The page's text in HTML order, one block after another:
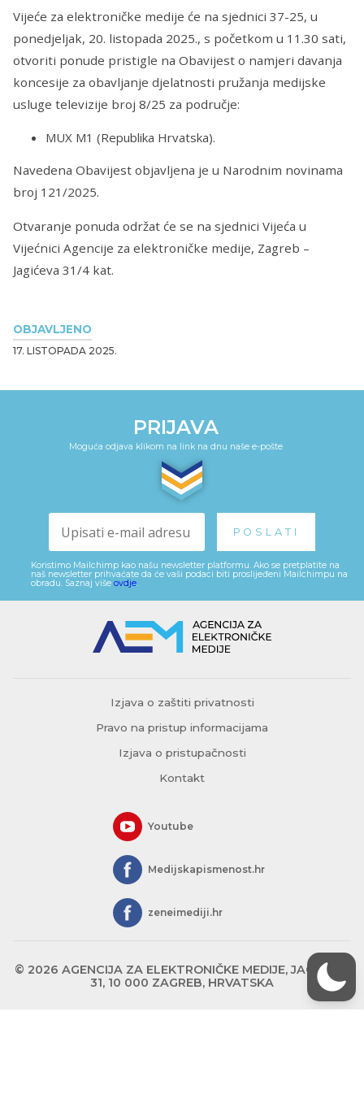
OBJAVLJENO
17. LISTOPADA 2025.
Vijeće za elektroničke medije će na sjednici 37-25, u
ponedjeljak, 20. listopada 2025., s početkom u 11.30 sati,
otvoriti ponude pristigle na Obavijest o namjeri davanja
koncesije za obavljanje djelatnosti pružanja medijske
usluge televizije broj 8/25 za područje:
MUX M1 (Republika Hrvatska).
Navedena Obavijest objavljena je u Narodnim novinama
broj 121/2025.
Otvaranje ponuda održat će se na sjednici Vijeća u
Vijećnici Agencije za elektroničke medije, Zagreb –
Jagićeva 31/4 kat.
PRIJAVA
Moguća odjava klikom na link na dnu naše e-pošte
Koristimo Mailchimp kao našu newsletter platformu. Ako se pretplatite na
naš newsletter prihvaćate da će vaši podaci biti proslijeđeni Mailchimpu na
obradu. Saznaj više ovdje.
Izjava o zaštiti privatnosti
Pravo na pristup informacijama
Izjava o pristupačnosti
Kontakt
Youtube
Medijskapismenost.hr
zeneimediji.hr
© 2026 AGENCIJA ZA ELEKTRONIČKE MEDIJE, JAGIĆEVA
31, 10 000 ZAGREB, HRVATSKA